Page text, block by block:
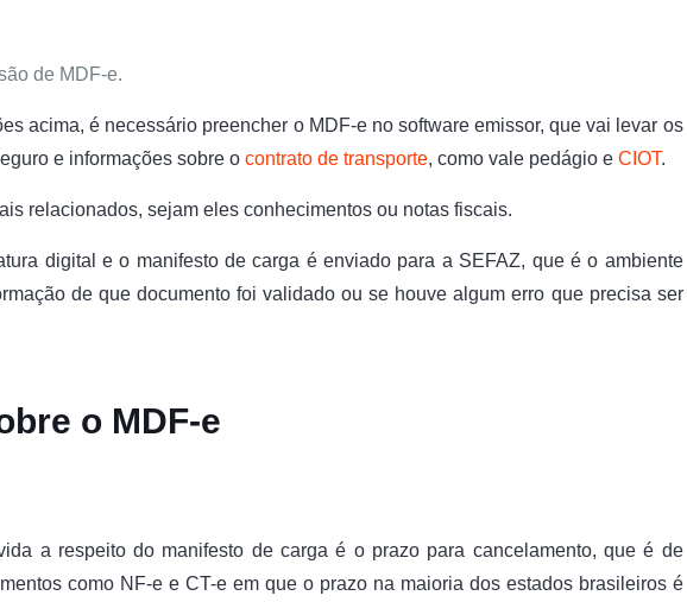
de MDF-e.
acima, é necessário preencher o MDF-e no software emissor, que vai levar os
e informações sobre o contrato de transporte, como vale pedágio e CIOT.
relacionados, sejam eles conhecimentos ou notas fiscais.
digital e o manifesto de carga é enviado para a SEFAZ, que é o ambiente
de que documento foi validado ou se houve algum erro que precisa ser
o MDF-e
a respeito do manifesto de carga é o prazo para cancelamento, que é de
como NF-e e CT-e em que o prazo na maioria dos estados brasileiros é